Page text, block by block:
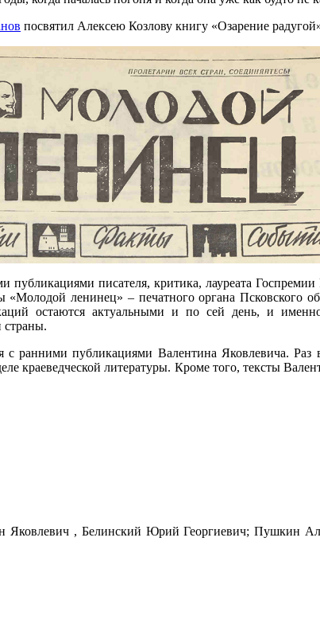
посвятил Алексею Козлову книгу «Озарение
публикациями писателя, критика, лауреата
«Молодой ленинец» – печатного органа
остаются актуальными и по сей день, и
страны.
с ранними публикациями Валентина Яковлевича.
краеведческой литературы. Кроме того, тексты
, Белинский Юрий Георгиевич; Пушкин